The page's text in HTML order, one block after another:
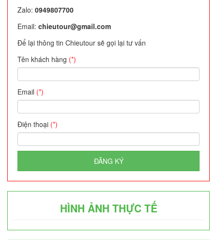
Zalo: 0949807700
Email: chieutour@gmail.com
Để lại thông tin Chieutour sẽ gọi lại tư vấn
Tên khách hàng (*)
Email (*)
Điện thoại (*)
ĐĂNG KÝ
HÌNH ẢNH THỰC TẾ